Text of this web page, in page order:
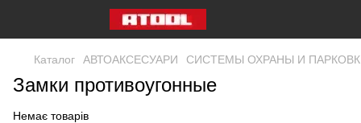
Каталог АВТОАКСЕСУАРИ СИСТЕМЫ ОХРАНЫ И
Замки противоугонные
Немає товарів